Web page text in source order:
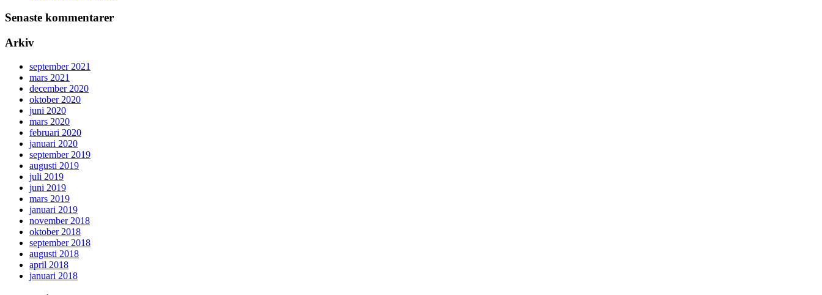
Senaste kommentarer
Arkiv
september 2021
mars 2021
december 2020
oktober 2020
juni 2020
mars 2020
februari 2020
januari 2020
september 2019
augusti 2019
juli 2019
juni 2019
mars 2019
januari 2019
november 2018
oktober 2018
september 2018
augusti 2018
april 2018
januari 2018